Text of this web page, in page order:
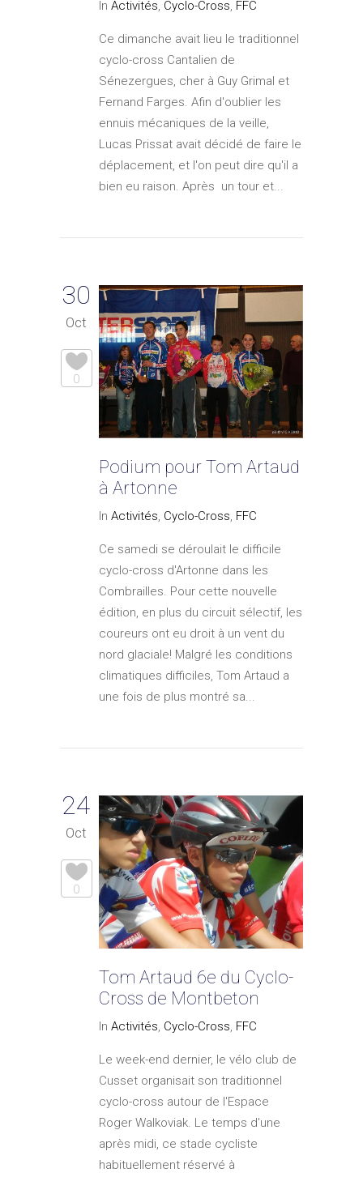
In Activités, Cyclo-Cross, FFC
Ce dimanche avait lieu le traditionnel
cyclo-cross Cantalien de
Sénezergues, cher à Guy Grimal et
Fernand Farges. Afin d'oublier les
ennuis mécaniques de la veille,
Lucas Prissat avait décidé de faire le
déplacement, et l'on peut dire qu'il a
bien eu raison. Après un tour et...
30
Oct
0
Podium pour Tom Artaud
à Artonne
In Activités, Cyclo-Cross, FFC
Ce samedi se déroulait le difficile
cyclo-cross d'Artonne dans les
Combrailles. Pour cette nouvelle
édition, en plus du circuit sélectif, les
coureurs ont eu droit à un vent du
nord glaciale! Malgré les conditions
climatiques difficiles, Tom Artaud a
une fois de plus montré sa...
24
Oct
0
Tom Artaud 6e du Cyclo-
Cross de Montbeton
In Activités, Cyclo-Cross, FFC
Le week-end dernier, le vélo club de
Cusset organisait son traditionnel
cyclo-cross autour de l'Espace
Roger Walkoviak. Le temps d'une
après midi, ce stade cycliste
habituellement réservé à